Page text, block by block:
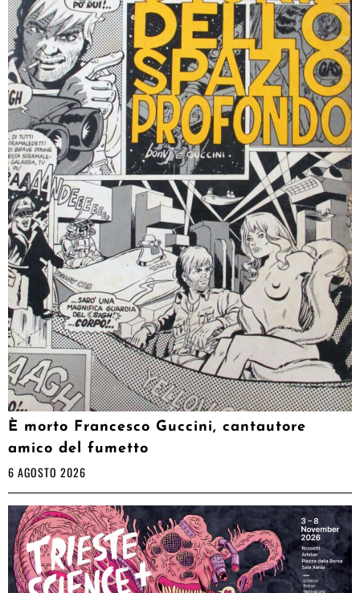
È morto Francesco Guccini, cantautore
amico del fumetto
6 AGOSTO 2026